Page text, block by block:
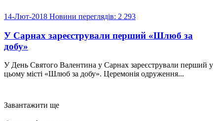
14-Лют-2018 Новини переглядів: 2 293
У Сарнах зареєстрували перший «Шлюб за
добу»
У День Святого Валентина у Сарнах зареєстрували перший у
цьому місті «Шлюб за добу». Церемонія одруження...
Завантажити ще